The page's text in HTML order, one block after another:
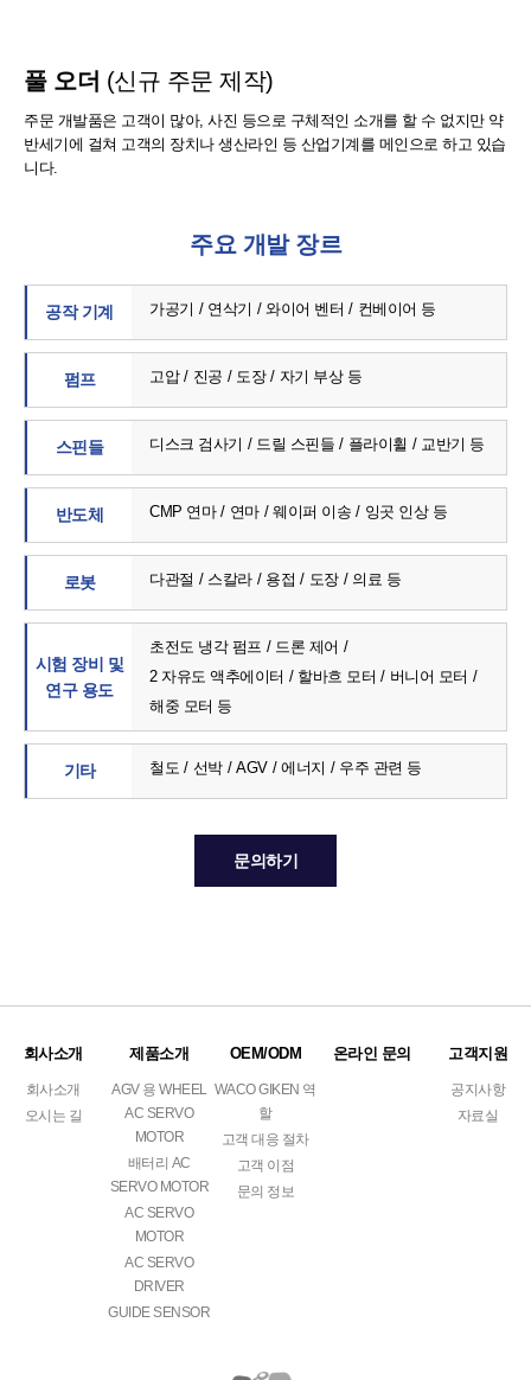
풀 오더 (신규 주문 제작)
주문 개발품은 고객이 많아, 사진 등으로 구체적인 소개를 할 수 없지만 약
반세기에 걸쳐 고객의 장치나 생산라인 등 산업기계를 메인으로 하고 있습
니다.
주요 개발 장르
공작 기계 가공기 연삭기 와이어 벤터 컨베이어 등
펌프 고압 진공 도장 자기 부상 등
스핀들 디스크 검사기 드릴 스핀들 플라이휠 교반기 등
반도체 CMP 연마 연마 웨이퍼 이송 잉곳 인상 등
로봇 다관절 스칼라 용접 도장 의료 등
시험 장비 및
연구 용도
초전도 냉각 펌프
드론 제어
2 자유도 액추에이터
할바흐 모터
버니어 모터
해중 모터 등
기타 철도 선박 AGV 에너지 우주 관련 등
문의하기
회사소개
회사소개
오시는 길
제품소개
AGV 용 WHEEL
AC SERVO
MOTOR
배터리 AC
SERVO MOTOR
AC SERVO
MOTOR
AC SERVO
DRIVER
GUIDE SENSOR
OEM/ODM
WACO GIKEN 역
할
고객 대응 절차
고객 이점
문의 정보
온라인 문의 고객지원
공지사항
자료실